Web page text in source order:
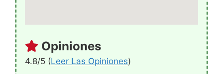
Opiniones
4.8/5 (Leer Las Opiniones)